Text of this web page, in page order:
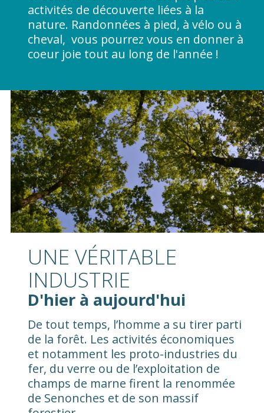
activités de découverte liées à la
nature. Randonnées à pied, à vélo ou à
cheval, vous pourrez vous en donner à
coeur joie tout au long de l'année !
UNE VÉRITABLE
INDUSTRIE
D'hier à aujourd'hui
De tout temps, l’homme a su tirer parti
de la forêt. Les activités économiques
et notamment les proto-industries du
fer, du verre ou de l’exploitation de
champs de marne firent la renommée
de Senonches et de son massif